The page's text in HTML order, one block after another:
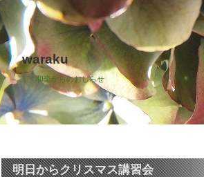
waraku
和楽からのおしらせ
明日からクリスマス講習会